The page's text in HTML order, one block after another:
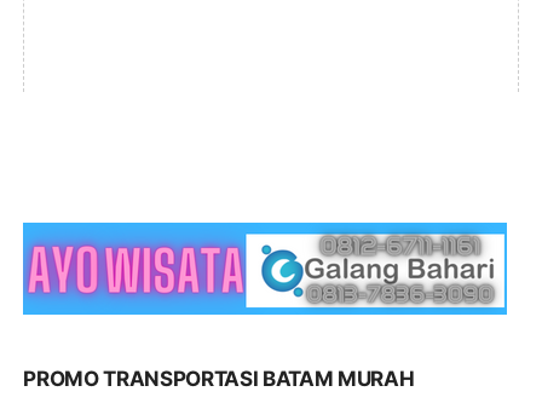
PROMO TRANSPORTASI BATAM MURAH